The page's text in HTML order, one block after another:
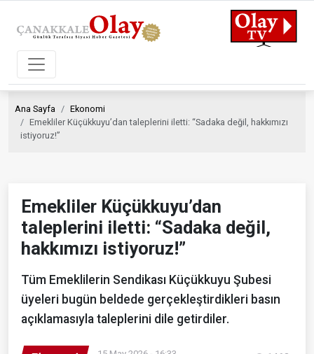
Ana Sayfa
Ekonomi
Emekliler Küçükkuyu’dan taleplerini iletti: “Sadaka değil, hakkımızı
istiyoruz!”
Emekliler Küçükkuyu’dan
taleplerini iletti: “Sadaka değil,
hakkımızı istiyoruz!”
Tüm Emeklilerin Sendikası Küçükkuyu Şubesi
üyeleri bugün beldede gerçekleştirdikleri basın
açıklamasıyla taleplerini dile getirdiler.